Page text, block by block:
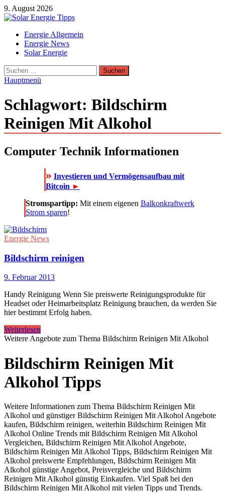
Zum
Inhalt
9. August 2026
Solar Energie Tipps
Solar Energie und Photovoltaik Informationen und Tipps
Energie Allgemein
Energie News
Solar Energie
Suchen
nach:
Hauptmenü
Schlagwort: Bildschirm
Reinigen Mit Alkohol
Computer Technik Informationen
» Investieren und Vermögensaufbau mit
Bitcoin ►
Stromspartipp: Mit einem eigenen Balkonkraftwerk
Strom sparen!
Energie News
Bildschirm reinigen
9. Februar 2013
Handy Reinigung Wenn Sie preiswerte Reinigungsprodukte für
Headset oder Heimarbeitsplatz Reinigung brauchen, da werden Sie
hier bestimmt Erfolg haben.
Weiterlesen
Weitere Angebote zum Thema Bildschirm Reinigen Mit Alkohol
Bildschirm Reinigen Mit
Alkohol Tipps
Weitere Informationen zum Thema Bildschirm Reinigen Mit
Alkohol und günstiger Bildschirm Reinigen Mit Alkohol Angebote
kaufen, Bildschirm reinigen, weiterhin Bildschirm Reinigen Mit
Alkohol Online Trends mit Bildschirm Reinigen Mit Alkohol
Vergleichen, Bildschirm Reinigen Mit Alkohol Angebote,
Bildschirm Reinigen Mit Alkohol Tipps, Bildschirm Reinigen Mit
Alkohol preiswerte Empfehlungen, Bildschirm Reinigen Mit
Alkohol günstige Angebot, Preisvergleiche und Bildschirm
Reinigen Mit Alkohol günstig Einkaufen. Viel Spaß bei den
Bildschirm Reinigen Mit Alkohol mit vielen Tipps und Trends.